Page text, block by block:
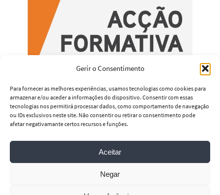
Gerir o Consentimento
Para fornecer as melhores experiências, usamos tecnologias como cookies para
armazenar e/ou aceder a informações do dispositivo. Consentir com essas
tecnologias nos permitirá processar dados, como comportamento de navegação
ou IDs exclusivos neste site. Não consentir ou retirar o consentimento pode
afetar negativamante certos recursos e funções.
Aceitar
Negar
psirelacional@gmail.com